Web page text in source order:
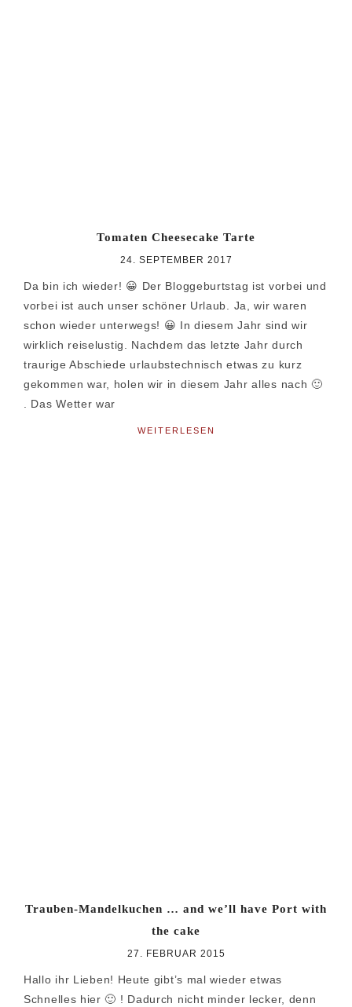
Tomaten Cheesecake Tarte
24. SEPTEMBER 2017
Da bin ich wieder! 😀 Der Bloggeburtstag ist vorbei und
vorbei ist auch unser schöner Urlaub. Ja, wir waren
schon wieder unterwegs! 😀 In diesem Jahr sind wir
wirklich reiselustig. Nachdem das letzte Jahr durch
traurige Abschiede urlaubstechnisch etwas zu kurz
gekommen war, holen wir in diesem Jahr alles nach 🙂
. Das Wetter war
WEITERLESEN
Trauben-Mandelkuchen … and we’ll have Port with
the cake
27. FEBRUAR 2015
Hallo ihr Lieben! Heute gibt’s mal wieder etwas
Schnelles hier 🙂 ! Dadurch nicht minder lecker, denn